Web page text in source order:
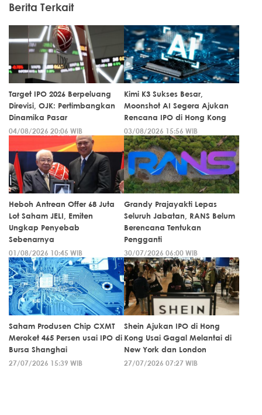
Berita Terkait
Target IPO 2026 Berpeluang
Direvisi, OJK: Pertimbangkan
Dinamika Pasar
04/08/2026 20:06 WIB
Kimi K3 Sukses Besar,
Moonshot AI Segera Ajukan
Rencana IPO di Hong Kong
03/08/2026 15:56 WIB
Heboh Antrean Offer 68 Juta
Lot Saham JELI, Emiten
Ungkap Penyebab
Sebenarnya
01/08/2026 10:45 WIB
Grandy Prajayakti Lepas
Seluruh Jabatan, RANS Belum
Berencana Tentukan
Pengganti
30/07/2026 06:00 WIB
Saham Produsen Chip CXMT
Meroket 465 Persen usai IPO di
Bursa Shanghai
27/07/2026 15:39 WIB
Shein Ajukan IPO di Hong
Kong Usai Gagal Melantai di
New York dan London
27/07/2026 07:27 WIB